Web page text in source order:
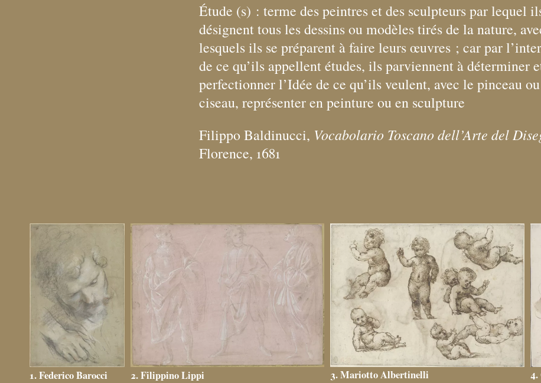
Étude (s) : terme des peintres et des sculpteurs par lequel
désignent tous les dessins ou modèles tirés de la nature,
lesquels ils se préparent à faire leurs œuvres ; car par
de ce qu’ils appellent études, ils parviennent à déterminer
perfectionner l’Idée de ce qu’ils veulent, avec le pinceau
ciseau, représenter en peinture ou en sculpture
Filippo Baldinucci, Vocabolario Toscano dell’Arte del
Florence, 1681
1. Federico Barocci 2. Filippino Lippi 3. Mariotto Albertinelli 4.